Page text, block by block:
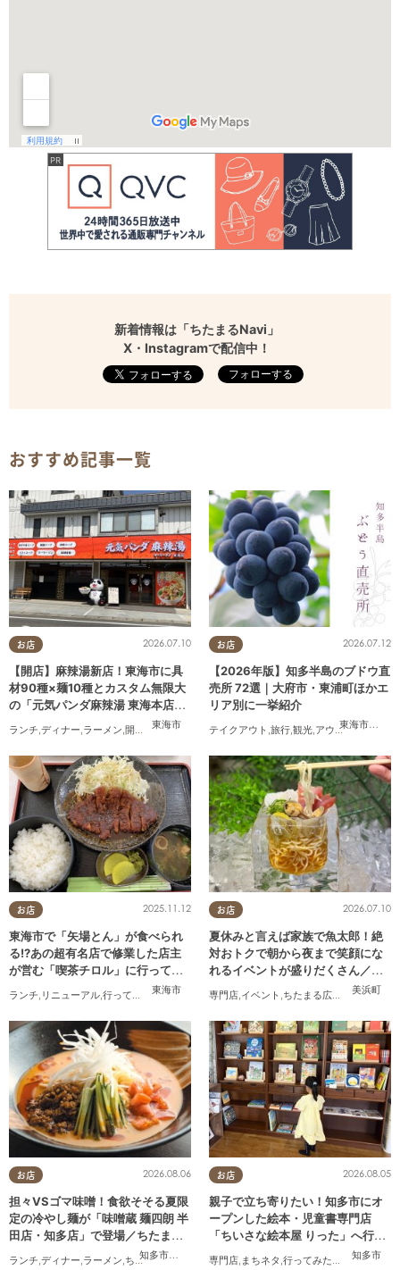
新着情報は「ちたまるNavi」
X・Instagramで配信中！
フォローする
おすすめ記事一覧
お店
東海市
2026.07.10
【開店】麻辣湯新店！東海市に具
材90種×麺10種とカスタム無限大
の「元気パンダ麻辣湯 東海本店」
ランチ,ディナー,ラーメン,開店 夫婦,カップル ,おひとりさま,友人,トレンド
お店
東海市
,大府
2026.07.12
【2026年版】知多半島のブドウ直
売所 72選｜大府市・東浦町ほかエ
リア別に一挙紹介
テイクアウト ,旅行,観光,アウトドア , まちネ
お店
東海市
2025.11.12
東海市で「矢場とん」が食べられ
る!?あの超有名店で修業した店主
が営む「喫茶チロル」に行ってみ
ランチ, リニューアル,行ってみたレポ ,夫婦 おひとりさま
お店
美浜町
2026.07.10
夏休みと言えば家族で魚太郎！絶
対おトクで朝から夜まで笑顔にな
れるイベントが盛りだくさん／ち
たまる広告
専門店,イベント ,ちたまる広告 家族
お店
知多市
,半田市
2026.08.06
担々VSゴマ味噌！食欲そそる夏限
定の冷やし麺が「味噌蔵 麺四朗 半
田店・知多店」で登場／ちたまる
ランチ ディナー ラーメン ちたまる広告
お店
知多市
2026.08.05
親子で立ち寄りたい！知多市にオ
ープンした絵本・児童書専門店
「ちいさな絵本屋 りった」へ行っ
専門店 まちネタ 行ってみたレポ ,親子,家族